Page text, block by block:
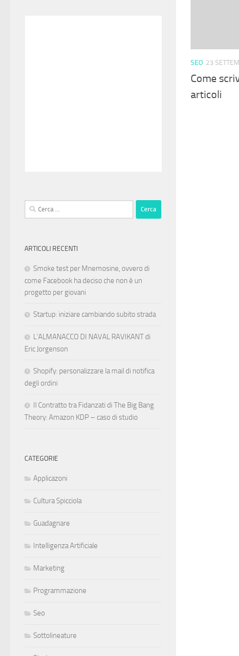
SEO 23
Come
articoli
Ricerca
per:
ARTICOLI RECENTI
Smoke test per Mnemosine, ovvero di
come Facebook ha deciso che non è un
progetto per giovani
Startup: iniziare cambiando subito strada
L’ALMANACCO DI NAVAL RAVIKANT di
Eric Jorgenson
Shopify: personalizzare la mail di notifica
degli ordini
Il Contratto tra Fidanzati di The Big Bang
Theory: Amazon KDP – caso di studio
CATEGORIE
Applicazoni
Cultura Spicciola
Guadagnare
Intelligenza Artificiale
Marketing
Programmazione
Seo
Sottolineature